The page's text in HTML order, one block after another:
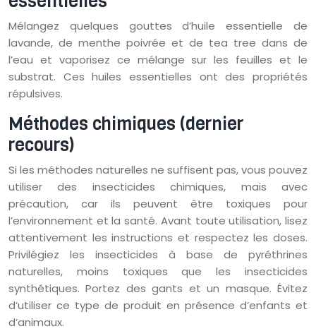
Mélangez quelques gouttes d’huile essentielle de
lavande, de menthe poivrée et de tea tree dans de
l’eau et vaporisez ce mélange sur les feuilles et le
substrat. Ces huiles essentielles ont des propriétés
répulsives.
Méthodes chimiques (dernier
recours)
Si les méthodes naturelles ne suffisent pas, vous pouvez
utiliser des insecticides chimiques, mais avec
précaution, car ils peuvent être toxiques pour
l’environnement et la santé. Avant toute utilisation, lisez
attentivement les instructions et respectez les doses.
Privilégiez les insecticides à base de pyréthrines
naturelles, moins toxiques que les insecticides
synthétiques. Portez des gants et un masque. Évitez
d’utiliser ce type de produit en présence d’enfants et
d’animaux.